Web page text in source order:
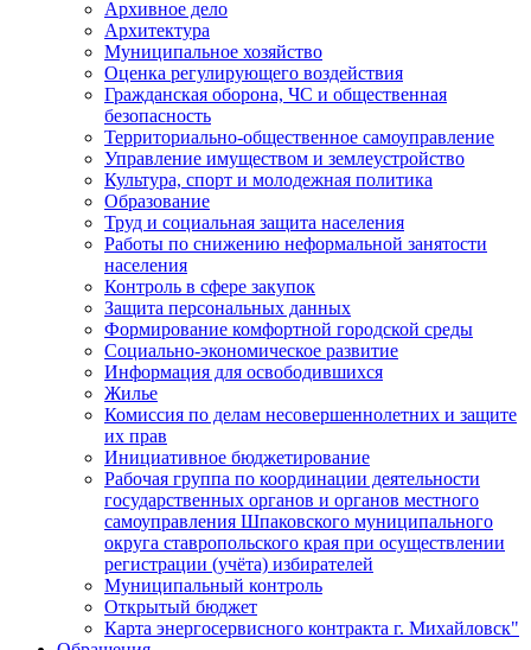
Архивное дело
Архитектура
Муниципальное хозяйство
Оценка регулирующего воздействия
Гражданская оборона, ЧС и общественная
безопасность
Территориально-общественное самоуправление
Управление имуществом и землеустройство
Культура, спорт и молодежная политика
Образование
Труд и социальная защита населения
Работы по снижению неформальной занятости
населения
Контроль в сфере закупок
Защита персональных данных
Формирование комфортной городской среды
Социально-экономическое развитие
Информация для освободившихся
Жилье
Комиссия по делам несовершеннолетних и защите
их прав
Инициативное бюджетирование
Рабочая группа по координации деятельности
государственных органов и органов местного
самоуправления Шпаковского муниципального
округа ставропольского края при осуществлении
регистрации (учёта) избирателей
Муниципальный контроль
Открытый бюджет
Карта энергосервисного контракта г. Михайловск"